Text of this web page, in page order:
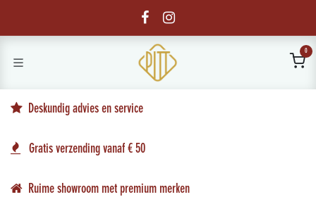
0
Deskundig advies en service
Gratis verzending vanaf € 50
Ruime showroom met premium merken